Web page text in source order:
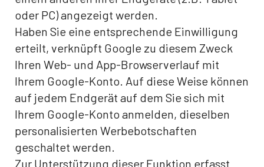
oder PC) angezeigt werden.
Haben Sie eine entsprechende Einwilligung
erteilt, verknüpft Google zu diesem Zweck
Ihren Web- und App-Browserverlauf mit
Ihrem Google-Konto. Auf diese Weise können
auf jedem Endgerät auf dem Sie sich mit
Ihrem Google-Konto anmelden, dieselben
personalisierten Werbebotschaften
geschaltet werden.
Zur Unterstützung dieser Funktion erfasst